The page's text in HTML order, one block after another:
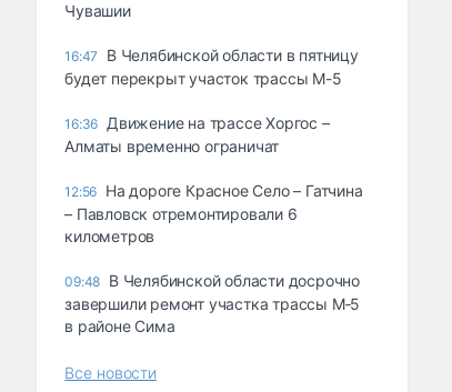
Чувашии
16:47
В Челябинской области в пятницу
будет перекрыт участок трассы М-5
16:36 Движение на трассе Хоргос –
Алматы временно ограничат
12:56 На дороге Красное Село – Гатчина
– Павловск отремонтировали 6
километров
09:48 В Челябинской области досрочно
завершили ремонт участка трассы М‑5
в районе Сима
Все новости